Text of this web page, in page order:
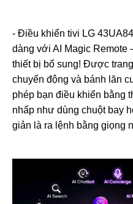
- Điều khiển tivi LG
dàng với AI Magic Remote
thiết bị bổ sung! Được
chuyển động và bánh lăn
phép bạn điều khiển bằng
nhấp như dùng chuột bay
giản là ra lệnh bằng giọng